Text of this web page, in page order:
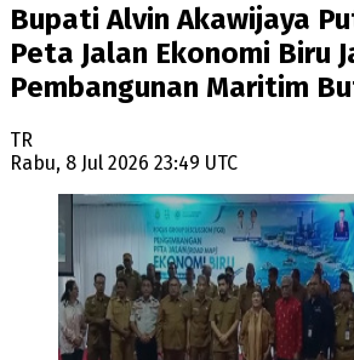
Bupati Alvin Akawijaya
Peta Jalan Ekonomi Biru
Pembangunan Maritim
TR
Rabu, 8 Jul 2026 23:49 UTC